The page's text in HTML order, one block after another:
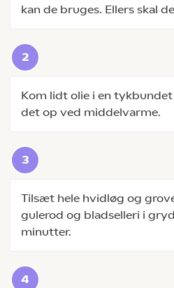
kan de bruges. Ellers skal
Kom lidt olie i en
det op ved middelvarme.
Tilsæt hele hvidløg og
gulerod og bladselleri i
minutter.